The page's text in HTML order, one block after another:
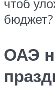
чтоб
ОАЭ